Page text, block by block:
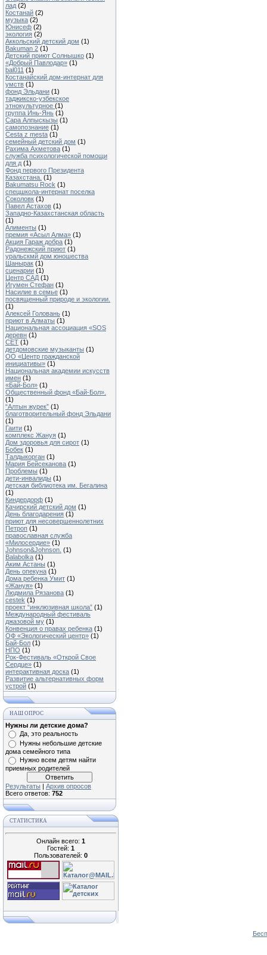
лад (2)
Костанай (2)
музыка (2)
Юнисеф (2)
экология (2)
Аккольский детский дом (1)
Bakuman 2 (1)
Детский приют Солнышко (1)
«Добрый Павлодар» (1)
bal011 (1)
Костанайский дом-интернат для
умств (1)
фонд Эльдани (1)
таджикско-узбекское
этнокультурное (1)
группa Инь-Янь (1)
Сара Алпыскызы (1)
самопознание (1)
Cesta z mesta (1)
семейный детский дом (1)
Рахима Ахметова (1)
служба психологической помощи
для д (1)
Фонд первого Президента
Казахстана. (1)
Bakumatsu Rock (1)
спецшколa-интернат поселка
Соколовк (1)
Павел Астахов (1)
Западно-Казахстанская область
(1)
Алименты (1)
премия «Асыл Алма» (1)
Акция Гараж добра (1)
Радонежский приют (1)
уральскмй дом юношества
Шанырак (1)
сценарии (1)
Центр САД (1)
Игумен Стефан (1)
Насилие в семье (1)
посвященный природе и экологии.
(1)
Алексей Головань (1)
приют в Алматы (1)
Национальная ассоциация «SOS
деревн (1)
CET (1)
детдомовские музыканты (1)
ОО «Центр гражданской
инициативы» (1)
Национальная академии искусств
имен (1)
«Бай-Бол» (1)
Общественный фонд «Бай-Бол».
(1)
“Алтын журек” (1)
благотворительный фонд Эльдани
(1)
Гаити (1)
комплекс Жануя (1)
Дом здоровья для сирот (1)
Бобек (1)
Талдыкорган (1)
Мария Бейсеканова (1)
Проблемы (1)
дети-инвалиды (1)
детская библиотека им. Бегалина
(1)
Киндердорф (1)
Качирский детский дом (1)
День благодарения (1)
приют для несовершеннолетних
Петроп (1)
православная служба
«Милосердие» (1)
Johnson&Johnson. (1)
Balabolka (1)
Аким Астаны (1)
День опекуна (1)
Дома ребенка Умит (1)
«Жануя» (1)
Людмила Рязанова (1)
cestek (1)
проект “инклюзивная школа” (1)
Международный фестиваль
джазовой му (1)
Конвенция о правах ребенка (1)
ОФ «Экологический центр» (1)
Бай-Бол (1)
НПО (1)
Рок-Фестиваль «Открой Свое
Сердце» (1)
интерактивная доска (1)
Развитие альтернативных форм
устрой (1)
НАШ ОПРОС
Нужны ли детские дома?
Да, это реальность
Нужны небольшие детские
дома семейного типа
Нужно всем детям найти
приемных родителей
Результаты | Архив опросов
Всего ответов: 752
СТАТИСТИКА
Онлайн всего: 1
Гостей: 1
Пользователей: 0